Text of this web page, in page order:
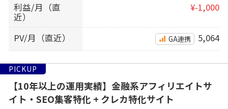
利益/月（直
近）
¥-1,000
PV/月（直近） GA連携 5,064
PICKUP
【10年以上の運用実績】金融系アフィリエイトサ
イト・SEO集客特化 + クレカ特化サイト